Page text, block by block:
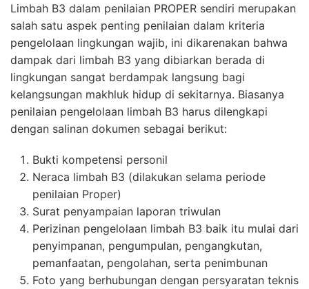
Limbah B3 dalam penilaian PROPER sendiri merupakan
salah satu aspek penting penilaian dalam kriteria
pengelolaan lingkungan wajib, ini dikarenakan bahwa
dampak dari limbah B3 yang dibiarkan berada di
lingkungan sangat berdampak langsung bagi
kelangsungan makhluk hidup di sekitarnya. Biasanya
penilaian pengelolaan limbah B3 harus dilengkapi
dengan salinan dokumen sebagai berikut:
Bukti kompetensi personil
Neraca limbah B3 (dilakukan selama periode
penilaian Proper)
Surat penyampaian laporan triwulan
Perizinan pengelolaan limbah B3 baik itu mulai dari
penyimpanan, pengumpulan, pengangkutan,
pemanfaatan, pengolahan, serta penimbunan
Foto yang berhubungan dengan persyaratan teknis